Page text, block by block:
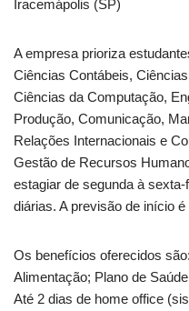
Iracemápolis (SP)
A empresa prioriza
Ciências Contábeis,
Ciências da Computação,
Produção, Comunicação,
Relações Internacionais e
Gestão de Recursos
estagiar de segunda à
diárias. A previsão de início
Os benefícios oferecidos
Alimentação; Plano de
Até 2 dias de home office